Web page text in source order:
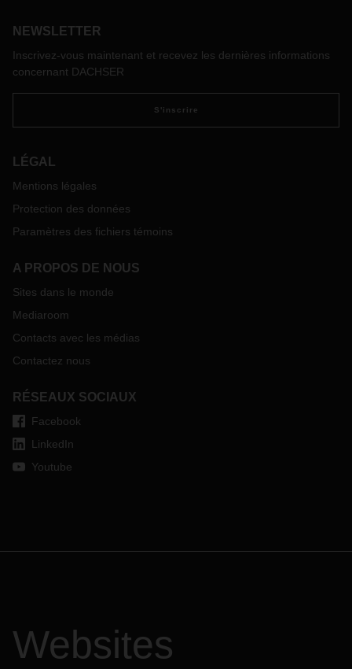
fossiles et les exigences qu'elles imposent à l'infrastructure
d'un projet qui dessine les contours de demain.
NEWSLETTER
Inscrivez-vous maintenant et recevez les dernières informations
concernant DACHSER
S'inscrire
LÉGAL
Mentions légales
Protection des données
Paramètres des fichiers témoins
A PROPOS DE NOUS
Sites dans le monde
Mediaroom
Contacts avec les médias
Contactez nous
RÉSEAUX SOCIAUX
Facebook
LinkedIn
Youtube
Websites